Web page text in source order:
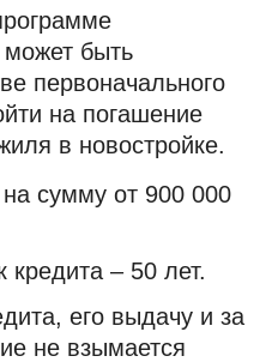
может быть
первоначального
на погашение
в новостройке.
сумму от 900 000
– 50 лет.
его выдачу и за
не взымается